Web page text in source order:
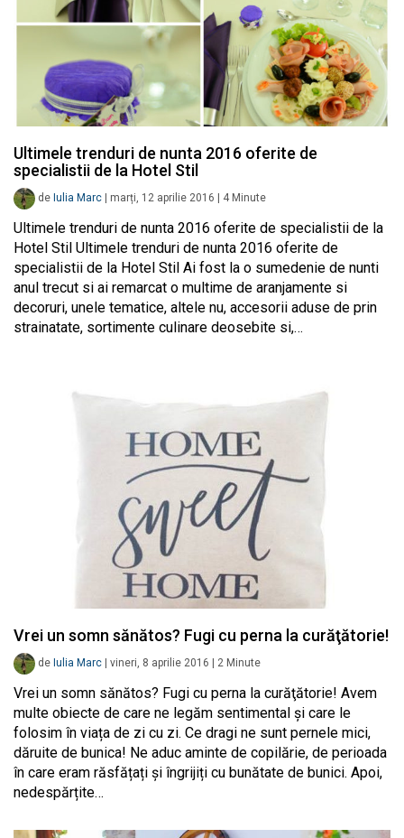
Ultimele trenduri de nunta 2016 oferite de
specialistii de la Hotel Stil
de Iulia Marc | marți, 12 aprilie 2016 | 4 Minute
Ultimele trenduri de nunta 2016 oferite de specialistii de la
Hotel Stil Ultimele trenduri de nunta 2016 oferite de
specialistii de la Hotel Stil Ai fost la o sumedenie de nunti
anul trecut si ai remarcat o multime de aranjamente si
decoruri, unele tematice, altele nu, accesorii aduse de prin
strainatate, sortimente culinare deosebite si,…
Vrei un somn sănătos? Fugi cu perna la curăţătorie!
de Iulia Marc | vineri, 8 aprilie 2016 | 2 Minute
Vrei un somn sănătos? Fugi cu perna la curăţătorie! Avem
multe obiecte de care ne legăm sentimental și care le
folosim în viața de zi cu zi. Ce dragi ne sunt pernele mici,
dăruite de bunica! Ne aduc aminte de copilărie, de perioada
în care eram răsfățați și îngrijiți cu bunătate de bunici. Apoi,
nedespărțite…